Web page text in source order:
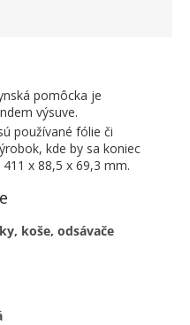
pomôcka je
výsuve.
používané fólie či
kde by sa koniec
x 88,5 x 69,3 mm.
koše, odsávače